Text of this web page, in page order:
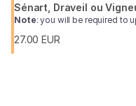
Sénart, Draveil ou
Note: you will be required to
27.00 EUR